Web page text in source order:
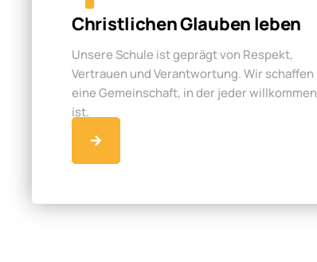
Christlichen Glauben leben
Unsere Schule ist geprägt von Respekt,
Vertrauen und Verantwortung. Wir schaffen
eine Gemeinschaft, in der jeder willkommen
ist.